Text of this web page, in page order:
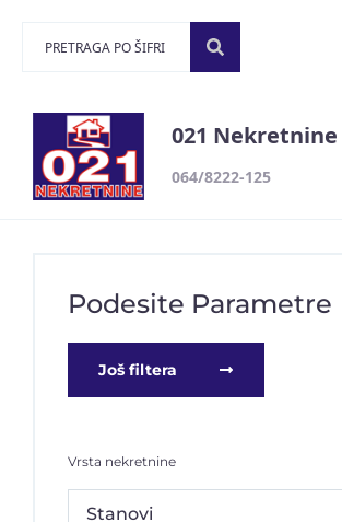
021 Nekretnine
064/8222-125
Podesite Parametre
Još filtera
Vrsta nekretnine